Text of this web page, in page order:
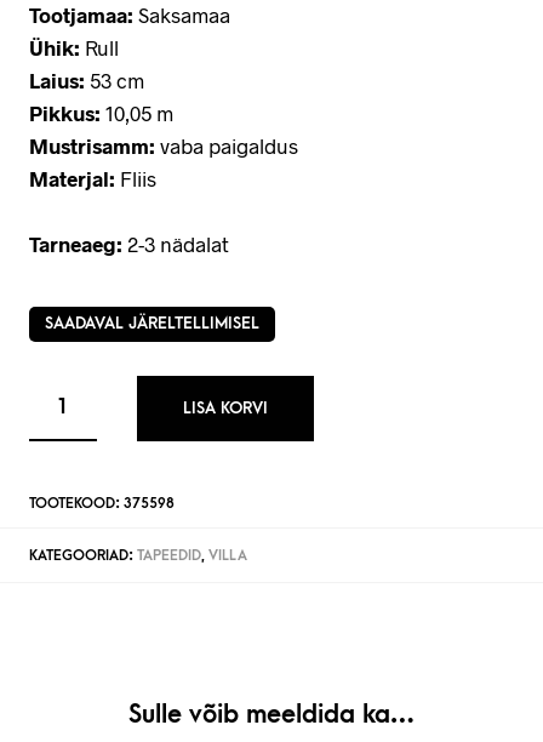
Tootjamaa: Saksamaa
Ühik: Rull
Laius: 53 cm
Pikkus: 10,05 m
Mustrisamm: vaba paigaldus
Materjal: Fliis
Tarneaeg: 2-3 nädalat
SAADAVAL JÄRELTELLIMISEL
LISA KORVI
TOOTEKOOD: 375598
KATEGOORIAD: TAPEEDID, VILLA
Sulle võib meeldida ka…